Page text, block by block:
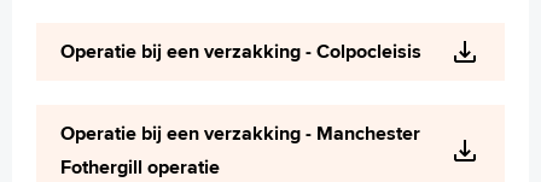
Operatie bij een verzakking - Colpocleisis
Operatie bij een verzakking - Manchester
Fothergill operatie